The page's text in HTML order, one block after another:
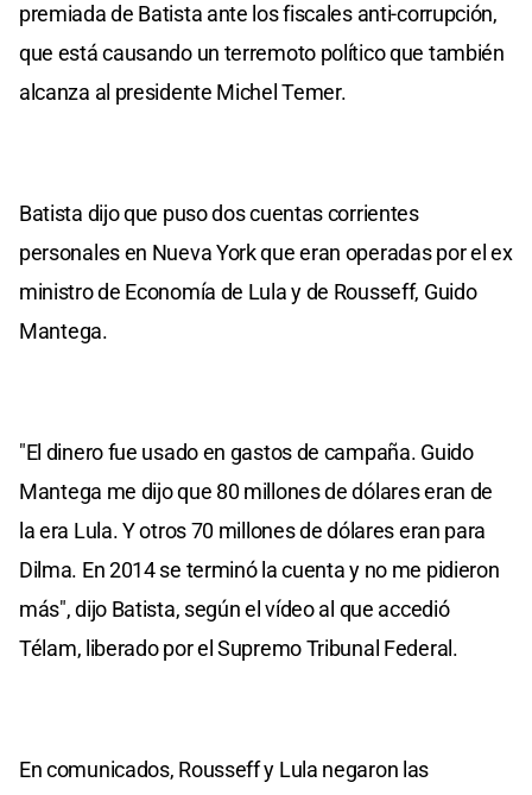
premiada de Batista ante los fiscales anti-corrupción,
que está causando un terremoto político que también
alcanza al presidente Michel Temer.
Batista dijo que puso dos cuentas corrientes
personales en Nueva York que eran operadas por el ex
ministro de Economía de Lula y de Rousseff, Guido
Mantega.
"El dinero fue usado en gastos de campaña. Guido
Mantega me dijo que 80 millones de dólares eran de
la era Lula. Y otros 70 millones de dólares eran para
Dilma. En 2014 se terminó la cuenta y no me pidieron
más", dijo Batista, según el vídeo al que accedió
Télam, liberado por el Supremo Tribunal Federal.
En comunicados, Rousseff y Lula negaron las